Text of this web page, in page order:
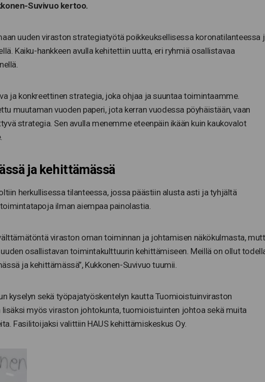
Suvivuo kertoo.
uuden viraston strategiatyötä poikkeuksellisessa koronatilanteessa
Kaiku-hankkeen avulla kehitettiin uutta, eri ryhmiä osallistavaa
ja konkreettinen strategia, joka ohjaa ja suuntaa toimintaamme.
muutaman vuoden paperi, jota kerran vuodessa pöyhäistään, vaan
strategia. Sen avulla menemme eteenpäin ikään kuin kaukovalot
ja kehittämässä
herkullisessa tilanteessa, jossa päästiin alusta asti ja tyhjältä
ilman aiempaa painolastia.
viraston oman toiminnan ja johtamisen näkökulmasta,
osallistavan toimintakulttuurin kehittämiseen. Meillä on ollut
ja kehittämässä”, Kukkonen-Suvivuo tuumii.
kyselyn sekä työpajatyöskentelyn kautta Tuomioistuinviraston
myös viraston johtokunta, tuomioistuinten johtoa sekä muita
Fasilitoijaksi valittiin HAUS kehittämiskeskus Oy.